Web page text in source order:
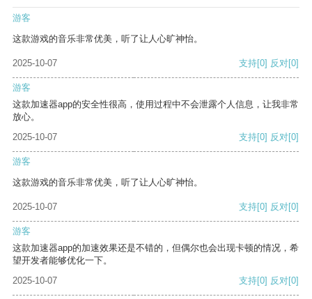
游客
这款游戏的音乐非常优美，听了让人心旷神怡。
2025-10-07 支持[0] 反对[0]
游客
这款加速器app的安全性很高，使用过程中不会泄露个人信息，让我非常
放心。
2025-10-07
支持[0] 反对[0]
游客
这款游戏的音乐非常优美，听了让人心旷神怡。
2025-10-07 支持[0] 反对[0]
游客
这款加速器app的加速效果还是不错的，但偶尔也会出现卡顿的情况，希
望开发者能够优化一下。
2025-10-07
支持[0] 反对[0]